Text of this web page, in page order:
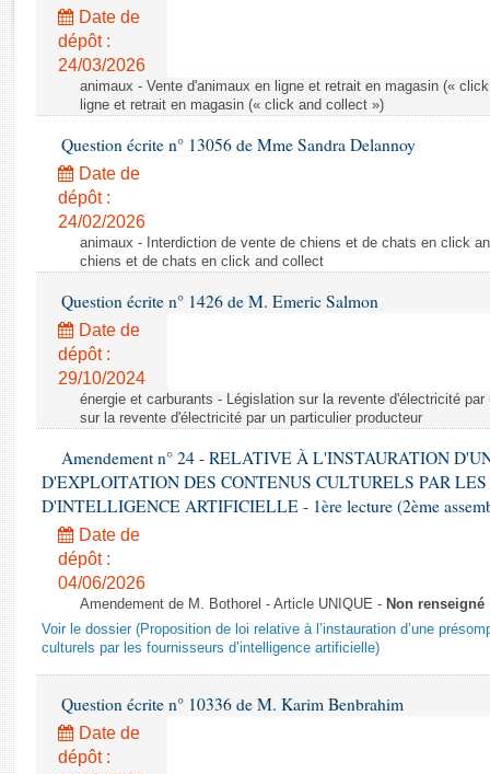
Rapports législatifs
Rapports sur l'application des lois
Baromètre de l’application des lois
Dossiers législatifs
Budget et sécurité sociale
Questions écrites et orales
Comptes rendus des débats
Date de
dépôt :
24/03/2026
animaux - Vente d'animaux en ligne et retrait en magasin («
ligne et retrait en magasin (« click and collect »)
Question écrite n° 13056 de Mme Sandra Delannoy
Date de
dépôt :
24/02/2026
animaux - Interdiction de vente de chiens et de chats en click
chiens et de chats en click and collect
Question écrite n° 1426 de M. Emeric Salmon
Date de
dépôt :
29/10/2024
énergie et carburants - Législation sur la revente d'électricité
sur la revente d'électricité par un particulier producteur
Amendement n° 24 - RELATIVE À L'INSTAURATION
D'EXPLOITATION DES CONTENUS CULTURELS PAR LES
D'INTELLIGENCE ARTIFICIELLE - 1ère lecture (2ème
Date de
dépôt :
04/06/2026
Amendement de M. Bothorel - Article UNIQUE - Non renseigné
Voir le dossier (Proposition de loi relative à l’instauration d’une
culturels par les fournisseurs d’intelligence artificielle)
Question écrite n° 10336 de M. Karim Benbrahim
Date de
dépôt :